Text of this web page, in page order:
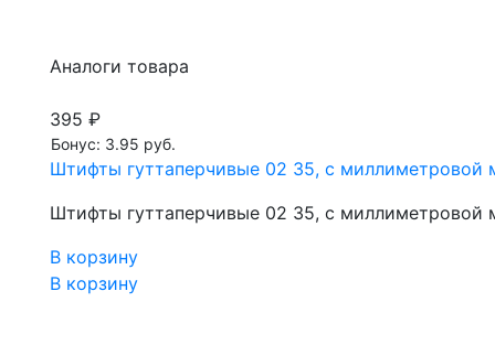
Аналоги товара
395 ₽
Бонус: 3.95 руб.
Штифты гуттаперчивые 02 35, с миллиметровой
Штифты гуттаперчивые 02 35, с миллиметровой
В корзину
В корзину